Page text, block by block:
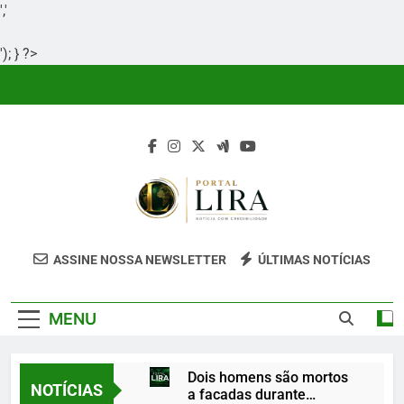
','
'); } ?>
Portal Lira
Portal Lira É Um Site Informativo
Clareza, Responsabilidade E Uma Boa
ASSINE NOSSA NEWSLETTER ÚLTIMAS NOTÍCIAS
MENU
NOTÍCIAS
Dois homens são mortos
a facadas durante